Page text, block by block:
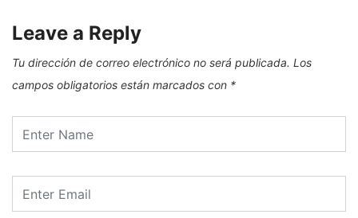
Leave a Reply
Tu dirección de correo electrónico no será publicada. Los
campos obligatorios están marcados con *